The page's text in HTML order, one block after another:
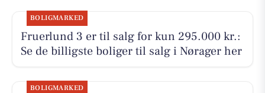
BOLIGMARKED
Fruerlund 3 er til salg for kun 295.000 kr.:
Se de billigste boliger til salg i Nørager her
BOLIGMARKED